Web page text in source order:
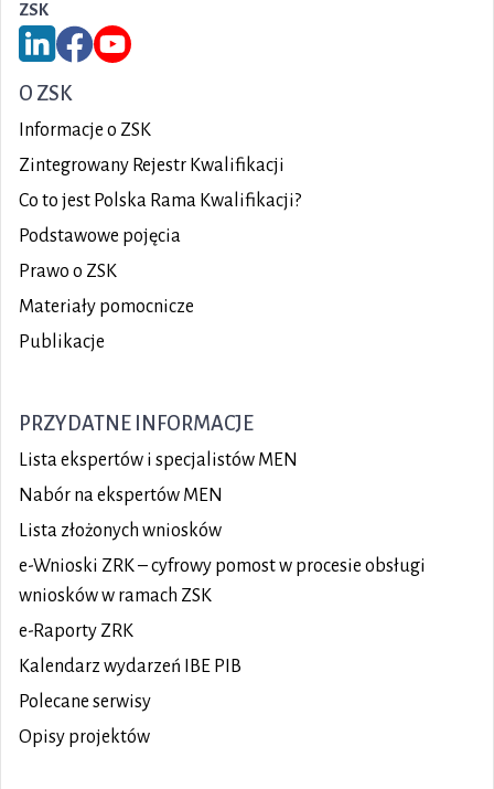
ZSK
Link do serwisu LinkedIn ZSK
Link do Facebook ZSK
Link do YouTube ZSK
O ZSK
Informacje o ZSK
Zintegrowany Rejestr Kwalifikacji
Co to jest Polska Rama Kwalifikacji?
Podstawowe pojęcia
Prawo o ZSK
Materiały pomocnicze
Publikacje
PRZYDATNE INFORMACJE
Lista ekspertów i specjalistów MEN
Nabór na ekspertów MEN
Lista złożonych wniosków
e-Wnioski ZRK – cyfrowy pomost w procesie obsługi
wniosków w ramach ZSK
e-Raporty ZRK
Kalendarz wydarzeń IBE PIB
Polecane serwisy
Opisy projektów